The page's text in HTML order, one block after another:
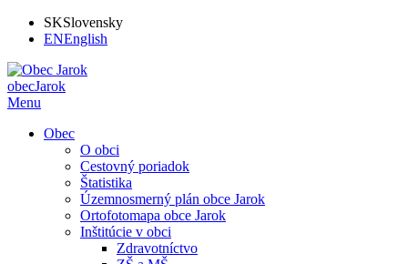
SKSlovensky
ENEnglish
obecJarok
Menu
Obec
O obci
Cestovný poriadok
Štatistika
Územnosmerný plán obce Jarok
Ortofotomapa obce Jarok
Inštitúcie v obci
Zdravotníctvo